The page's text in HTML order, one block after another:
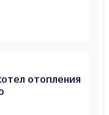
отопления